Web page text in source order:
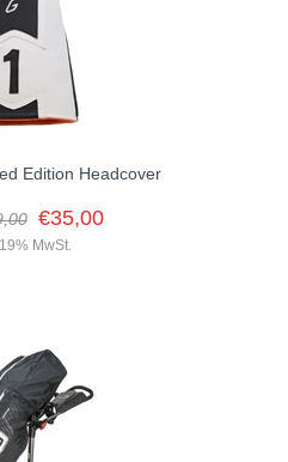
Edition Headcover
€35,00
MwSt.